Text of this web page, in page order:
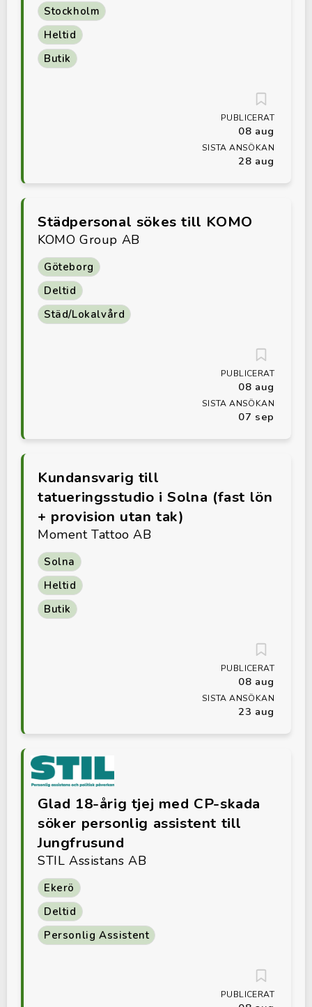
Stockholm
Heltid
Butik
PUBLICERAT
08 aug
SISTA ANSÖKAN
28 aug
Städpersonal sökes till KOMO
KOMO Group AB
Göteborg
Deltid
Städ/Lokalvård
PUBLICERAT
08 aug
SISTA ANSÖKAN
07 sep
Kundansvarig till
tatueringsstudio i Solna (fast lön
+ provision utan tak)
Moment Tattoo AB
Solna
Heltid
Butik
PUBLICERAT
08 aug
SISTA ANSÖKAN
23 aug
Glad 18-årig tjej med CP-skada
söker personlig assistent till
Jungfrusund
STIL Assistans AB
Ekerö
Deltid
Personlig Assistent
PUBLICERAT